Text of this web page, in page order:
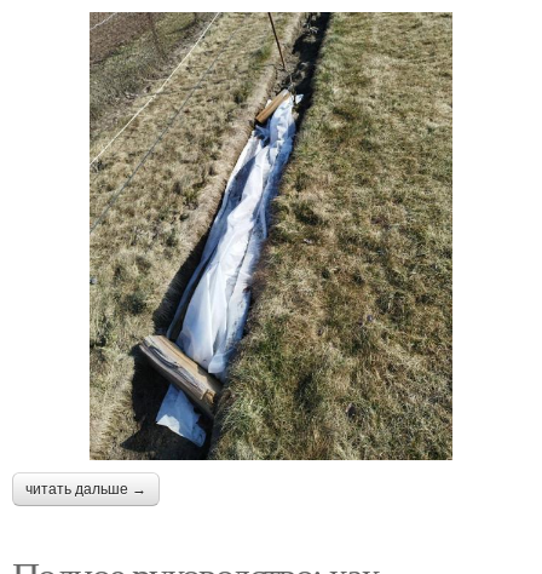
читать дальше →